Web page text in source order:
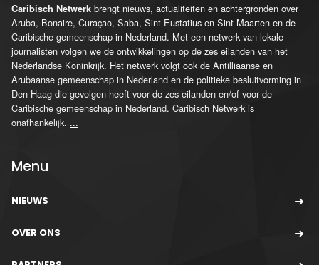
Caribisch Netwerk brengt nieuws, actualiteiten en achtergronden over
Aruba, Bonaire, Curaçao, Saba, Sint Eustatius en Sint Maarten en de
Caribische gemeenschap in Nederland. Met een netwerk van lokale
journalisten volgen we de ontwikkelingen op de zes eilanden van het
Nederlandse Koninkrijk. Het netwerk volgt ook de Antilliaanse en
Arubaanse gemeenschap in Nederland en de politieke besluitvorming in
Den Haag die gevolgen heeft voor de zes eilanden en/of voor de
Caribische gemeenschap in Nederland. Caribisch Netwerk is
onafhankelijk. ...
Menu
NIEUWS
OVER ONS